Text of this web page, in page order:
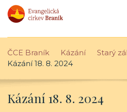
ČCE Braník Kázání Starý
Kázání 18. 8. 2024
Kázání 18. 8. 2024